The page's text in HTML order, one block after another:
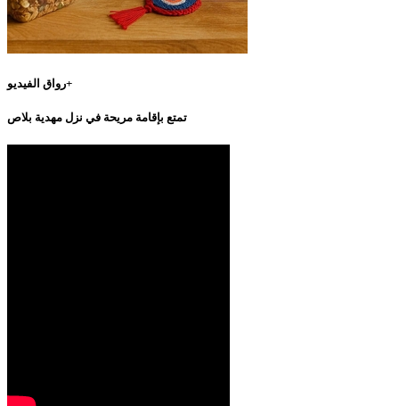
رواق الفيديو+
تمتع بإقامة مريحة في نزل مهدية بلاص